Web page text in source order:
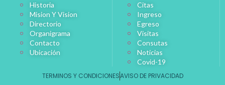
Historia
Mision Y Vision
Directorio
Organigrama
Contacto
Ubicación
Citas
Ingreso
Egreso
Visitas
Consutas
Noticias
Covid-19
TERMINOS Y CONDICIONESAVISO DE PRIVACIDAD